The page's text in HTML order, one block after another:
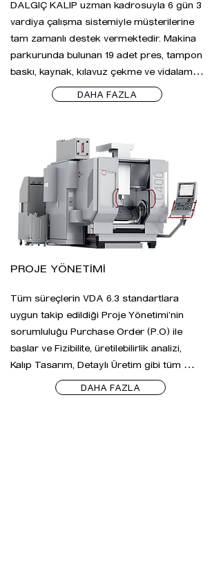
DALGIÇ KALIP uzman kadrosuyla 6 gün 3
vardiya çalışma sistemiyle müşterilerine
tam zamanlı destek vermektedir. Makina
parkurunda bulunan 19 adet pres, tampon
baskı, kaynak, kılavuz çekme ve vidalama
hatları ile birlikte metal parçaların üretimini
yapmaktadır.
paslanmaz sac, fosfor bronz, sarı prinç, S
serisi saclar gibi tüm standart ve
kompleks sac gruplarında yerli ve ithal
sac tüketilmekle birlikte ortalama yıllık sac
sarfiyatımız 4.000 Ton’dur.
IATF 16949 belgesi bulunan tesisimiz seri
üretimlerini VDA 6.3 standartlarında
müşterimiz ve onaylı belgelendirme
tutulmaktadır.
Seri üretim fabrikasındaki kalıpların
%90’ından fazlası DALGIÇ KALIP
tarafından üretilmiş olup tüm preslerimiz
çözücü ve sürücü sistemleri ile otomatik
çalışmaktadır.
DAHA FAZLA
PROJE YÖNETİMİ
Tüm süreçlerin VDA 6.3 standartlara
uygun takip edildiği Proje Yönetimi’nin
sorumluluğu Purchase Order (P.O) ile
başlar ve Fizibilite, üretilebilirlik analizi,
Kalıp Tasarım, Detaylı Üretim gibi tüm
süreçler her hafta Cuma günü müşteriye
görsel sunumlar ile raporlanır ve PPAP
DAHA FAZLA